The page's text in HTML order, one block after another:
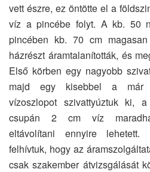
vett észre, ez öntötte el a
víz a pincébe folyt. A kb. 50
pincében kb. 70 cm
házrészt áramtalanították, és
Első körben egy nagyobb
majd egy kisebbel a már
vízoszlopot szivattyúztuk ki,
csupán 2 cm víz
eltávolítani ennyire
felhívtuk, hogy az
csak szakember átvizsgálását